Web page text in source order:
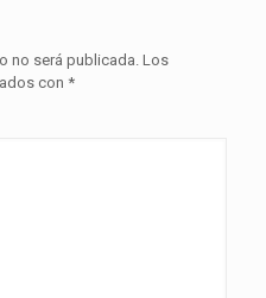
no será publicada. Los
con *